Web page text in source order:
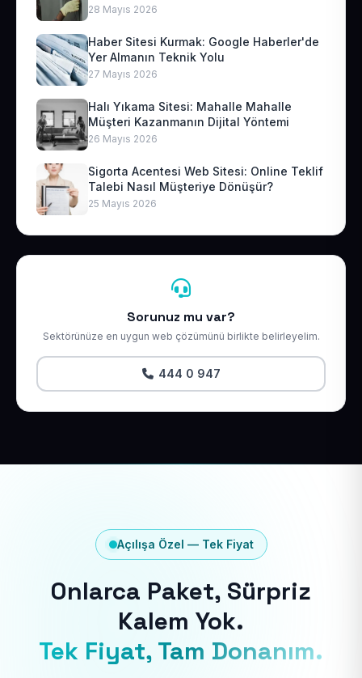
28 Mayıs 2026
Haber Sitesi Kurmak: Google Haberler'de
Yer Almanın Teknik Yolu
27 Mayıs 2026
Halı Yıkama Sitesi: Mahalle Mahalle
Müşteri Kazanmanın Dijital Yöntemi
26 Mayıs 2026
Sigorta Acentesi Web Sitesi: Online Teklif
Talebi Nasıl Müşteriye Dönüşür?
25 Mayıs 2026
Sorunuz mu var?
Sektörünüze en uygun web çözümünü birlikte belirleyelim.
444 0 947
Açılışa Özel — Tek Fiyat
Onlarca Paket, Sürpriz
Kalem Yok.
Tek Fiyat, Tam Donanım.